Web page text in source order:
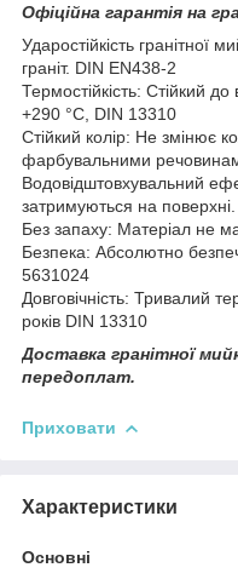
Офіційна гарантія на
Ударостійкість гранітної
граніт. DIN EN438-2
Термостійкість: Стійкий
+290 °C, DIN 13310
Стійкий колір: Не змінює
фарбувальними
Водовідштовхувальний
затримуються на поверхні.
Без запаху: Матеріал не
Безпека: Абсолютно
5631024
Довговічність: Тривалий
років DIN 13310
Доставка гранітної
передоплат.
Приховати
Характеристики
Основні